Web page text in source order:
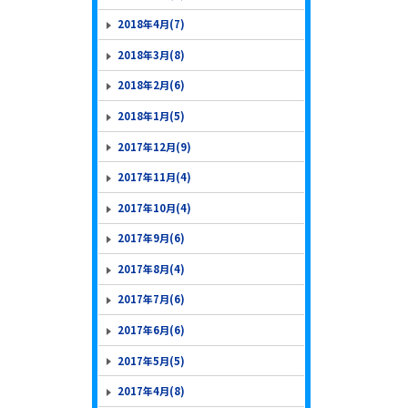
2018年4月(7)
2018年3月(8)
2018年2月(6)
2018年1月(5)
2017年12月(9)
2017年11月(4)
2017年10月(4)
2017年9月(6)
2017年8月(4)
2017年7月(6)
2017年6月(6)
2017年5月(5)
2017年4月(8)